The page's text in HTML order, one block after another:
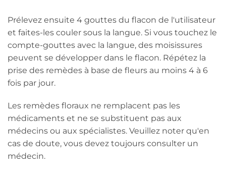
Prélevez ensuite 4 gouttes du flacon de l'utilisateur
et faites-les couler sous la langue. Si vous touchez le
compte-gouttes avec la langue, des moisissures
peuvent se développer dans le flacon. Répétez la
prise des remèdes à base de fleurs au moins 4 à 6
fois par jour.
Les remèdes floraux ne remplacent pas les
médicaments et ne se substituent pas aux
médecins ou aux spécialistes. Veuillez noter qu'en
cas de doute, vous devez toujours consulter un
médecin.